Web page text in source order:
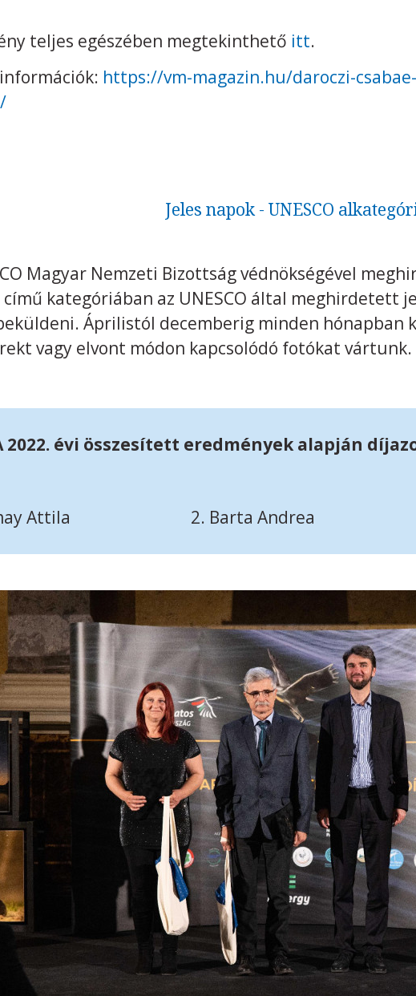
teljes egészében megtekinthető itt.
https://vm-magazin.hu/daroczi-
Jeles napok - UNESCO
Magyar Nemzeti Bizottság védnökségével
című kategóriában az UNESCO által meghirdetett
Áprilistól decemberig minden hónapban
vagy elvont módon kapcsolódó fotókat vártunk.
2022. évi összesített eredmények alapján
Attila 2. Barta Andrea 3.